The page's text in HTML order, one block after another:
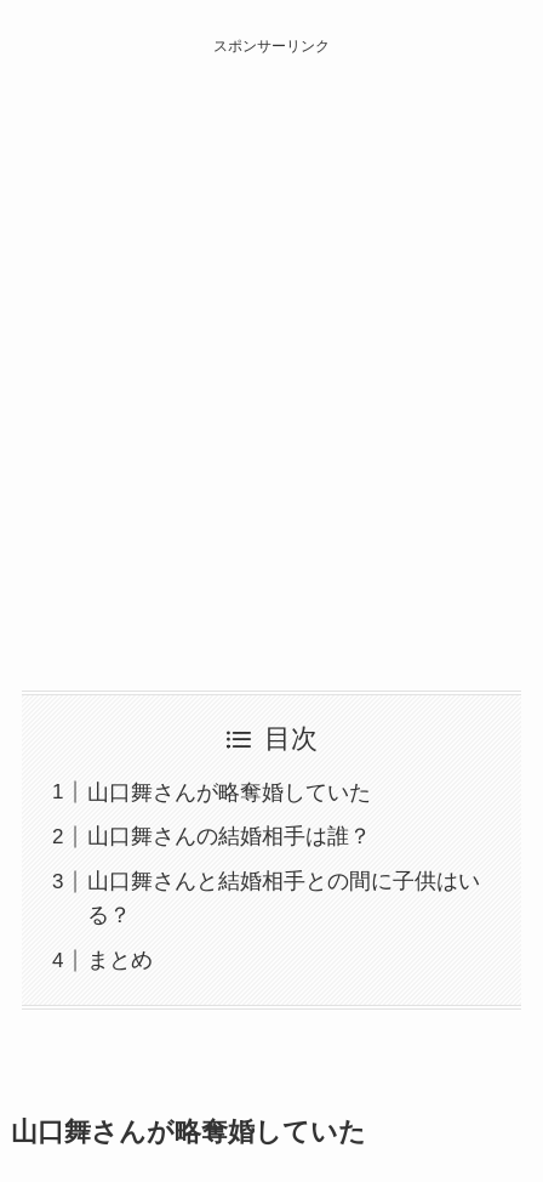
スポンサーリンク
目次
山口舞さんが略奪婚していた
山口舞さんの結婚相手は誰？
山口舞さんと結婚相手との間に子供はい
る？
まとめ
山口舞さんが略奪婚していた